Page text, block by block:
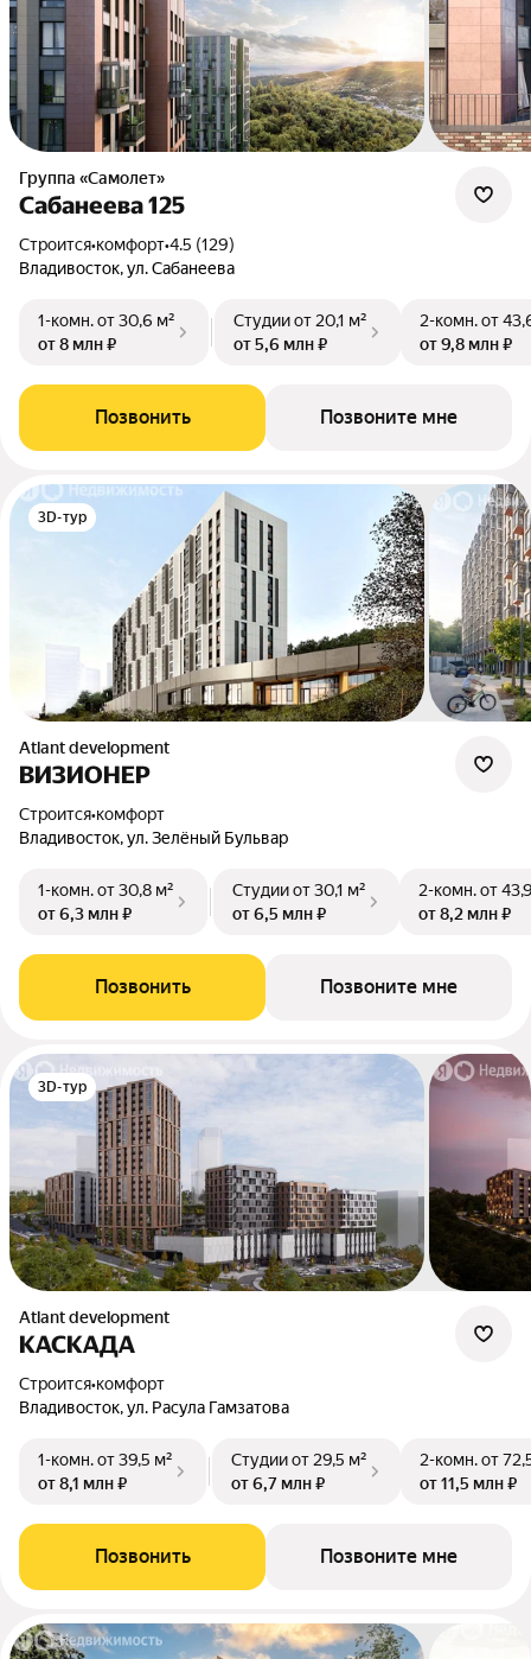
Группа «Самолет»
Сабанеева 125
Строится•комфорт•4.5 (129)
Владивосток, ул. Сабанеева
1-комн.от 30,6 м²
от 8 млн ₽
Студииот 20,1 м²
от 5,6 млн ₽
2-комн.от
от 9,8 млн ₽
Позвонить Позвоните мне
3D-тур
Atlant development
ВИЗИОНЕР
Строится•комфорт
Владивосток, ул. Зелёный Бульвар
1-комн.от 30,8 м²
от 6,3 млн ₽
Студииот 30,1 м²
от 6,5 млн ₽
2-комн.от
от 8,2 млн ₽
Позвонить Позвоните мне
3D-тур
Atlant development
КАСКАДА
Строится•комфорт
Владивосток, ул. Расула Гамзатова
1-комн.от 39,5 м²
от 8,1 млн ₽
Студииот 29,5 м²
от 6,7 млн ₽
2-комн.от
от 11,5 млн ₽
Позвонить Позвоните мне